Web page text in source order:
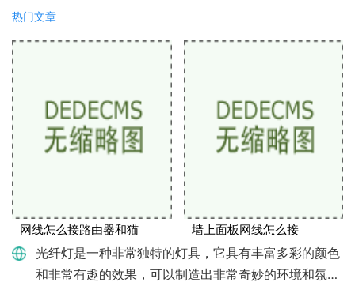
热门文章
网线怎么接路由器和猫 墙上面板网线怎么接
光纤灯是一种非常独特的灯具，它具有丰富多彩的颜色
和非常有趣的效果，可以制造出非常奇妙的环境和氛